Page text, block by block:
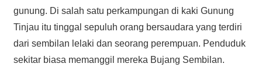
gunung. Di salah satu perkampungan di kaki Gunung
Tinjau itu tinggal sepuluh orang bersaudara yang terdiri
dari sembilan lelaki dan seorang perempuan. Penduduk
sekitar biasa memanggil mereka Bujang Sembilan.